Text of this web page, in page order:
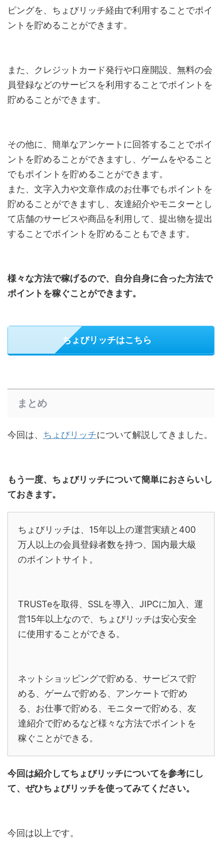
ピングを、ちょびリッチ経由で利用することでポイ
ントを貯めることができます。
また、クレジットカード発行や口座開設、無料の会
員登録などのサービスを利用することでポイントを
貯めることができます。
その他に、簡単なアンケートに回答することでポイ
ントを貯めることができますし、ゲームをやること
でもポイントを貯めることができます。
また、文字入力や文章作成のお仕事でもポイントを
貯めることができますし、友達紹介やモニターとし
て店舗のサービスや商品を利用して、提出物を提出
することでポイントを貯めることもできます。
様々な方法で稼げるので、自分自身に合った方法で
ポイントを稼ぐことができます。
ちょびリッチはこちら
まとめ
今回は、 ちょびリッチについて解説してきました。
もう一度、ちょびリッチについて簡単におさらいし
ておきます。
ちょびリッチは、15年以上の運営実績と400
万人以上の会員登録者数を持つ、国内最大級
のポイントサイト。
TRUSTeを取得、SSLを導入、JIPCに加入、運
営15年以上なので、ちょびリッチは安心安全
に使用することができる。
ネットショッピングで貯める、サービスで貯
める、ゲームで貯める、アンケートで貯め
る、お仕事で貯める、モニターで貯める、友
達紹介で貯めるなど様々な方法でポイントを
稼ぐことができる。
今回は紹介してちょびリッチについてを参考にし
て、ぜひちょびリッチを使ってみてください。
今回は以上です。